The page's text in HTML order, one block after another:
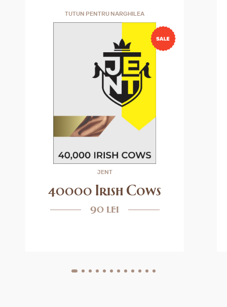
TUTUN PENTRU NARGHILEA
JENT
40000 Irish Cows
90 lei